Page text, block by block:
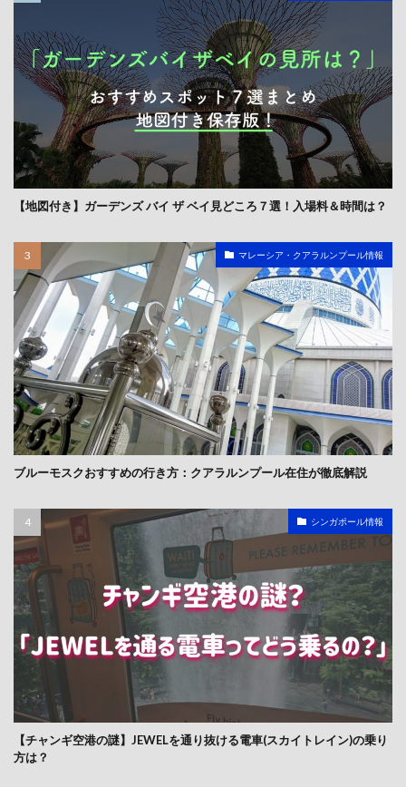
【地図付き】ガーデンズ バイ ザ ベイ見どころ７選！入場料＆時間は？
マレーシア・クアラルンプール情報
ブルーモスクおすすめの行き方：クアラルンプール在住が徹底解説
シンガポール情報
【チャンギ空港の謎】JEWELを通り抜ける電車(スカイトレイン)の乗り
方は？